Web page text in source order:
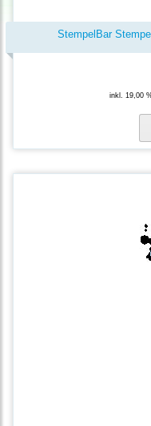
StempelBar
inkl. 19,00